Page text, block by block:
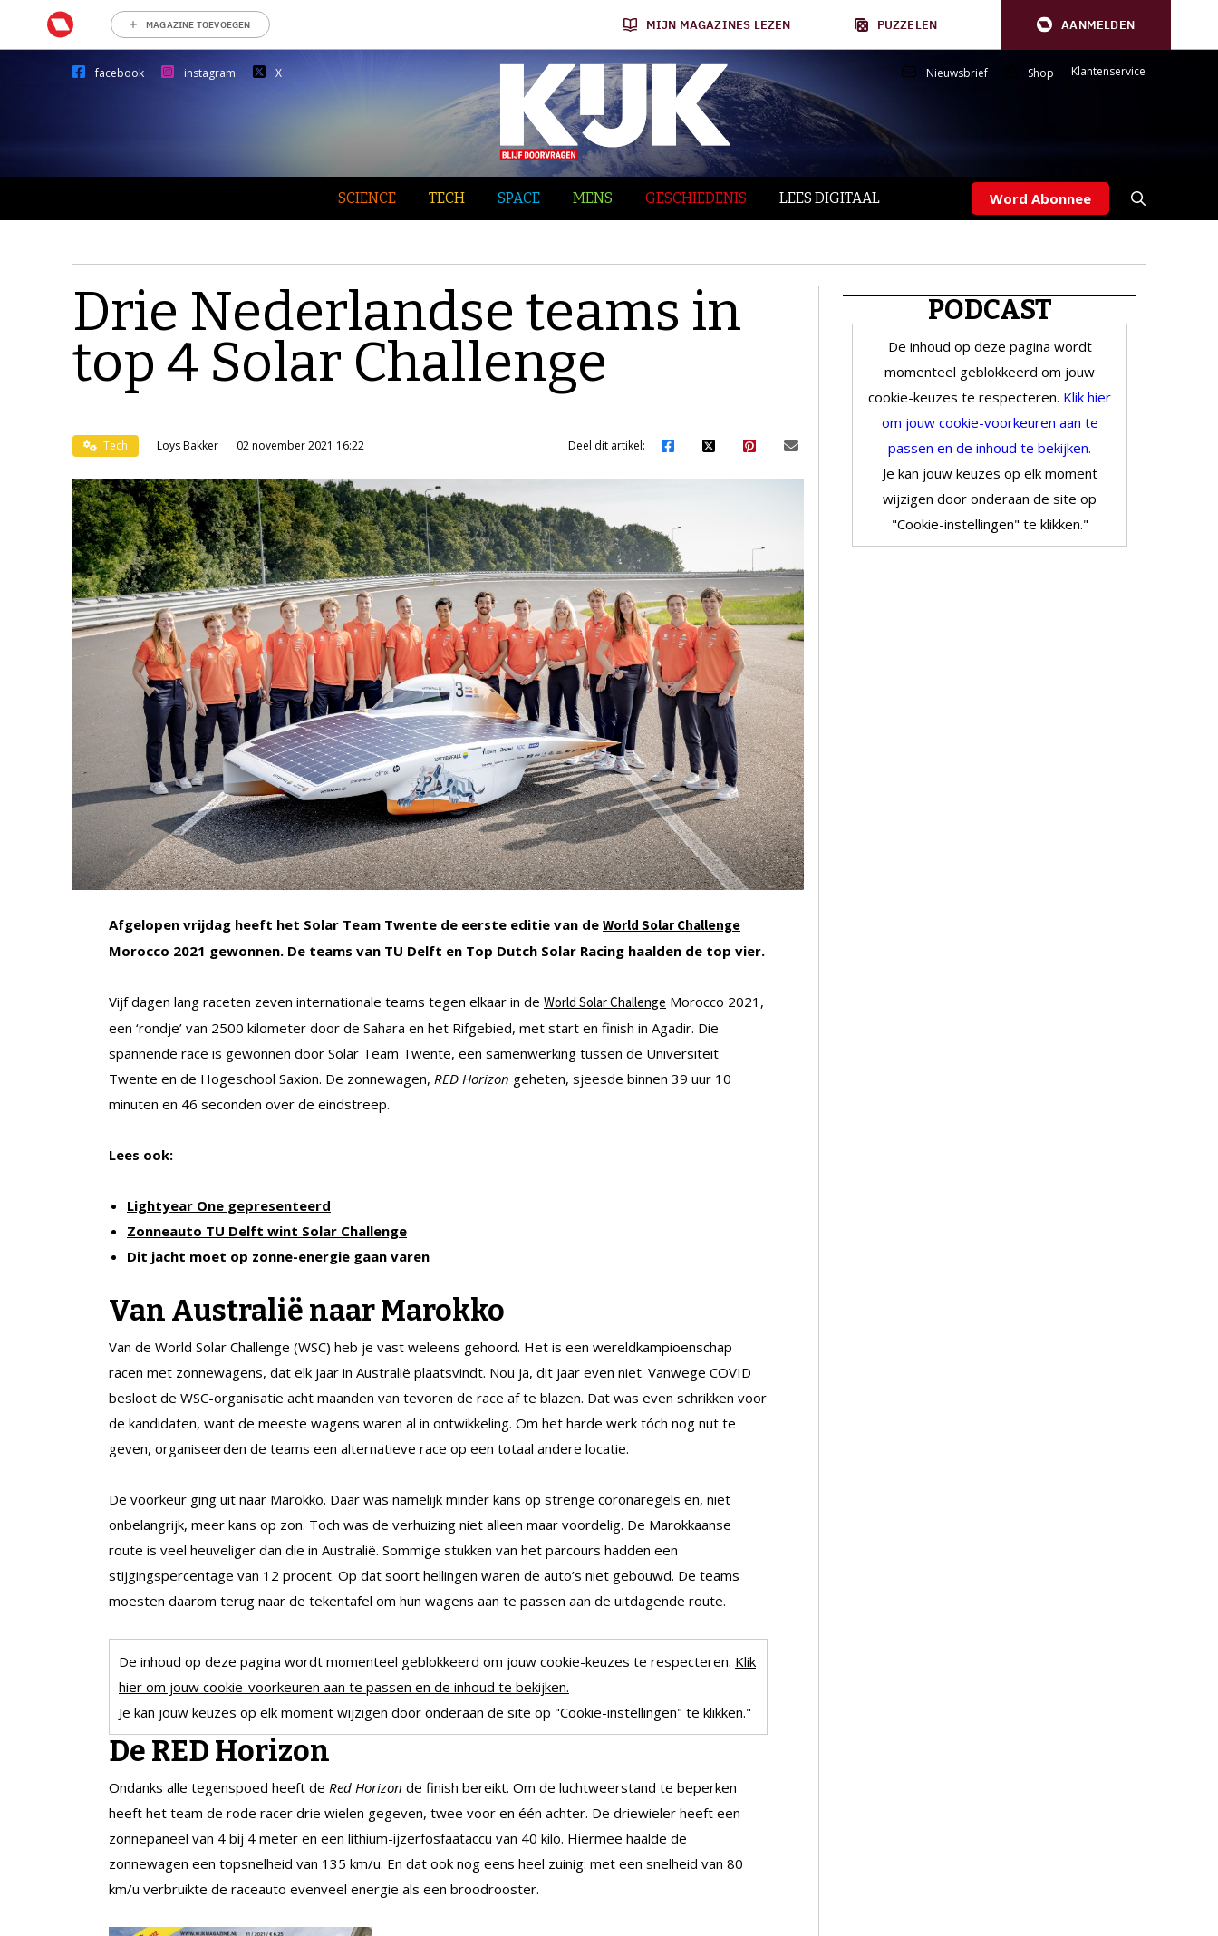
MAGAZINE TOEVOEGEN MIJN MAGAZINES LEZEN PUZZELEN AANMELDEN
facebook instagram X Nieuwsbrief Shop Klantenservice
SCIENCE TECH SPACE MENS GESCHIEDENIS LEES DIGITAAL Word Abonnee
Drie Nederlandse teams in
top 4 Solar Challenge
Tech Loys Bakker 02 november 2021 16:22 Deel dit artikel:
Afgelopen vrijdag heeft het Solar Team Twente de eerste editie van de World Solar Challenge
Morocco 2021 gewonnen. De teams van TU Delft en Top Dutch Solar Racing haalden de top vier.
Vijf dagen lang raceten zeven internationale teams tegen elkaar in de World Solar Challenge Morocco 2021,
een ‘rondje’ van 2500 kilometer door de Sahara en het Rifgebied, met start en finish in Agadir. Die
spannende race is gewonnen door Solar Team Twente, een samenwerking tussen de Universiteit
Twente en de Hogeschool Saxion. De zonnewagen, RED Horizon geheten, sjeesde binnen 39 uur 10
minuten en 46 seconden over de eindstreep.
Lees ook:
Lightyear One gepresenteerd
Zonneauto TU Delft wint Solar Challenge
Dit jacht moet op zonne-energie gaan varen
Van Australië naar Marokko
Van de World Solar Challenge (WSC) heb je vast weleens gehoord. Het is een wereldkampioenschap
racen met zonnewagens, dat elk jaar in Australië plaatsvindt. Nou ja, dit jaar even niet. Vanwege COVID
besloot de WSC-organisatie acht maanden van tevoren de race af te blazen. Dat was even schrikken voor
de kandidaten, want de meeste wagens waren al in ontwikkeling. Om het harde werk tóch nog nut te
geven, organiseerden de teams een alternatieve race op een totaal andere locatie.
De voorkeur ging uit naar Marokko. Daar was namelijk minder kans op strenge coronaregels en, niet
onbelangrijk, meer kans op zon. Toch was de verhuizing niet alleen maar voordelig. De Marokkaanse
route is veel heuveliger dan die in Australië. Sommige stukken van het parcours hadden een
stijgingspercentage van 12 procent. Op dat soort hellingen waren de auto’s niet gebouwd. De teams
moesten daarom terug naar de tekentafel om hun wagens aan te passen aan de uitdagende route.
De inhoud op deze pagina wordt momenteel geblokkeerd om jouw cookie-keuzes te respecteren. Klik
hier om jouw cookie-voorkeuren aan te passen en de inhoud te bekijken.
Je kan jouw keuzes op elk moment wijzigen door onderaan de site op "Cookie-instellingen" te klikken."
De RED Horizon
Ondanks alle tegenspoed heeft de Red Horizon de finish bereikt. Om de luchtweerstand te beperken
heeft het team de rode racer drie wielen gegeven, twee voor en één achter. De driewieler heeft een
zonnepaneel van 4 bij 4 meter en een lithium-ijzerfosfaataccu van 40 kilo. Hiermee haalde de
zonnewagen een topsnelheid van 135 km/u. En dat ook nog eens heel zuinig: met een snelheid van 80
km/u verbruikte de raceauto evenveel energie als een broodrooster.
PODCAST
De inhoud op deze pagina wordt
momenteel geblokkeerd om jouw
cookie-keuzes te respecteren. Klik hier
om jouw cookie-voorkeuren aan te
passen en de inhoud te bekijken.
Je kan jouw keuzes op elk moment
wijzigen door onderaan de site op
"Cookie-instellingen" te klikken."